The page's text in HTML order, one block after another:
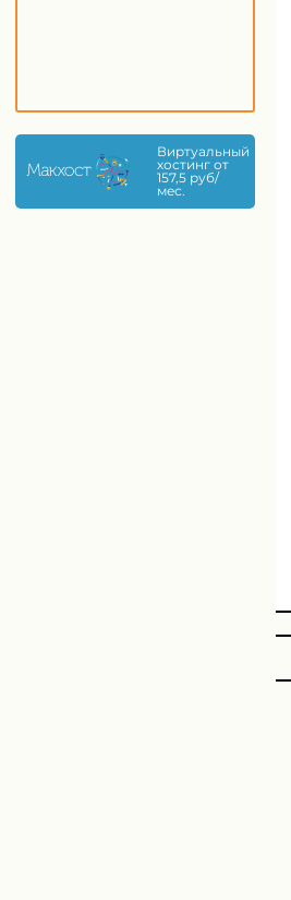
Виртуальный
хостинг от
157,5 руб/
мес.